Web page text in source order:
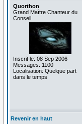
Quorthon
Grand Maître Chanteur du
Conseil
Inscrit le: 08 Sep 2006
Messages: 1100
Localisation: Quelque part
dans le temps
Revenir en haut